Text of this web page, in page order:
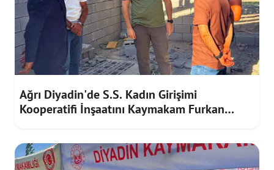
Ağrı Diyadin'de S.S. Kadın Girişimi
Kooperatifi İnşaatını Kaymakam Furkan